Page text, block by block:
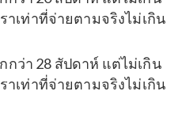
าเท่าที่จ่ายตามจริงไม่เกิน
ว่า 28 สัปดาห์ แต่ไม่เกิน
าเท่าที่จ่ายตามจริงไม่เกิน